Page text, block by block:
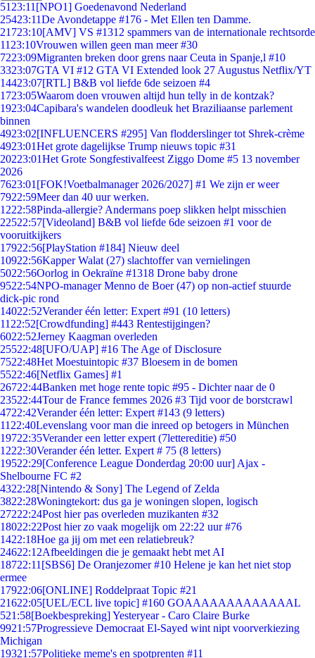
51 23:11 [NPO1] Goedenavond Nederland
25423:11De Avondetappe #176 - Met Ellen ten Damme.
21723:10[AMV] VS #1312 spammers van de internationale rechtsorde
11 23:10Vrouwen willen geen man meer #30
7223:09Migranten breken door grens naar Ceuta in Spanje,l #10
3323:07GTA VI #12 GTA VI Extended look 27 Augustus Netflix/YT
14423:07[RTL] B&B vol liefde 6de seizoen #4
1723:05Waarom doen vrouwen altijd hun telly in de kontzak?
1923:04Capibara's wandelen doodleuk het Braziliaanse parlement
binnen
4923:02[INFLUENCERS #295] Van flodderslinger tot Shrek-crème
4923:01Het grote dagelijkse Trump nieuws topic #31
20223:01Het Grote Songfestivalfeest Ziggo Dome #5 13 november
2026
7623:01 [FOK!Voetbalmanager 2026/2027] #1 We zijn er weer
7922:59Meer dan 40 uur werken.
1222:58Pinda-allergie? Andermans poep slikken helpt misschien
22522:57[Videoland] B&B vol liefde 6de seizoen #1 voor de
vooruitkijkers
17922:56[PlayStation #184] Nieuw deel
10922:56Kapper Walat (27) slachtoffer van vernielingen
5022:56Oorlog in Oekraïne #1318 Drone baby drone
9522:54NPO-manager Menno de Boer (47) op non-actief stuurde
dick-pic rond
14022:52Verander één letter: Expert #91 (10 letters)
11 22:52[Crowdfunding] #443 Rentestijgingen?
6022:52Jerney Kaagman overleden
25522:48[UFO/UAP] #16 The Age of Disclosure
7522:48Het Moestuintopic #37 Bloesem in de bomen
5522:46[Netflix Games] #1
26722:44Banken met hoge rente topic #95 - Dichter naar de 0
23522:44Tour de France femmes 2026 #3 Tijd voor de borstcrawl
4722:42Verander één letter: Expert #143 (9 letters)
11 22:40Levenslang voor man die inreed op betogers in München
19722:35Verander een letter expert (7lettereditie) #50
1222:30Verander één letter. Expert # 75 (8 letters)
19522:29[Conference League Donderdag 20:00 uur] Ajax -
Shelbourne FC #2
4322:28[Nintendo & Sony] The Legend of Zelda
3822:28Woningtekort: dus ga je woningen slopen, logisch
27222:24Post hier pas overleden muzikanten #32
18022:22Post hier zo vaak mogelijk om 22:22 uur #76
1422:18Hoe ga jij om met een relatiebreuk?
24622:12Afbeeldingen die je gemaakt hebt met AI
18722:11 [SBS6] De Oranjezomer #10 Helene je kan het niet stop
ermee
17922:06[ONLINE] Roddelpraat Topic #21
21622:05[UEL/ECL live topic] #160 GOAAAAAAAAAAAAAL
521:58[Boekbespreking] Yesteryear - Caro Claire Burke
9921:57Progressieve Democraat El-Sayed wint nipt voorverkiezing
Michigan
19321:57Politieke meme's en spotprenten #11